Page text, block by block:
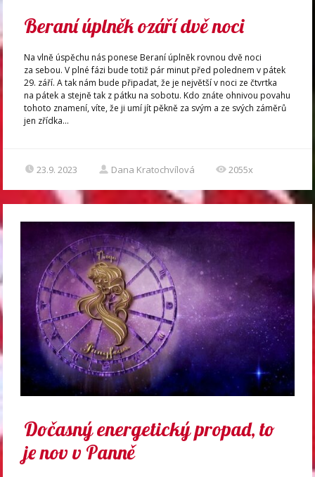
Beraní úplněk ozáří dvě noci
Na vlně úspěchu nás ponese Beraní úplněk rovnou dvě noci
za sebou. V plné fázi bude totiž pár minut před polednem v pátek
29. září. A tak nám bude připadat, že je největší v noci ze čtvrtka
na pátek a stejně tak z pátku na sobotu. Kdo znáte ohnivou povahu
tohoto znamení, víte, že ji umí jít pěkně za svým a ze svých záměrů
jen zřídka...
23.9. 2023 Dana Kratochvílová 2055x
Dočasný energetický propad, to
je nov v Panně